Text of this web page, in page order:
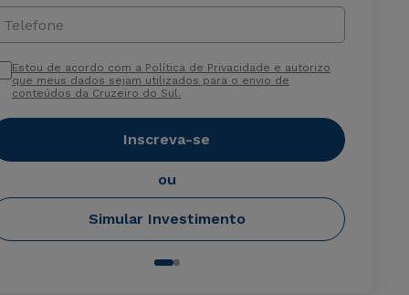
Telefone
Estou de acordo com a Política de Privacidade e autorizo
que meus dados sejam utilizados para o envio de
conteúdos da Cruzeiro do Sul.
Inscreva-se
ou
Simular Investimento